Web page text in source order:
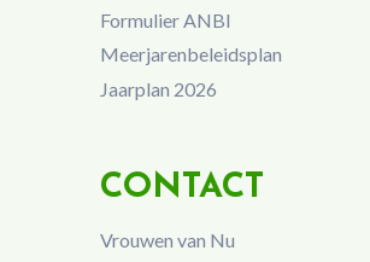
Formulier ANBI
Meerjarenbeleidsplan
Jaarplan 2026
CONTACT
Vrouwen van Nu